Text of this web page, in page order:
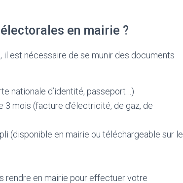
en mairie ?
il est nécessaire de se munir des documents
nationale d’identité, passeport…)
mois (facture d’électricité, de gaz, de
(disponible en mairie ou téléchargeable sur le
rendre en mairie pour effectuer votre